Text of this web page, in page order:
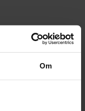
Om